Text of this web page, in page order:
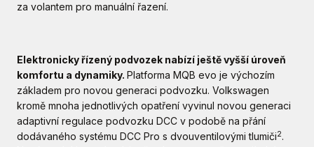
za volantem pro manuální řazení.
Elektronicky řízený podvozek nabízí ještě vyšší úroveň
komfortu a dynamiky. Platforma MQB evo je výchozím
základem pro novou generaci podvozku. Volkswagen
kromě mnoha jednotlivých opatření vyvinul novou generaci
adaptivní regulace podvozku DCC v podobě na přání
dodávaného systému DCC Pro s dvouventilovými tlumiči2.